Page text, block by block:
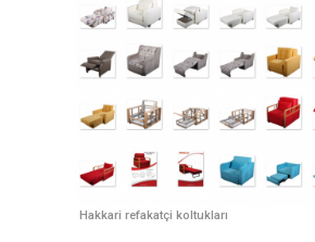
Hakkari refakatçi koltukları